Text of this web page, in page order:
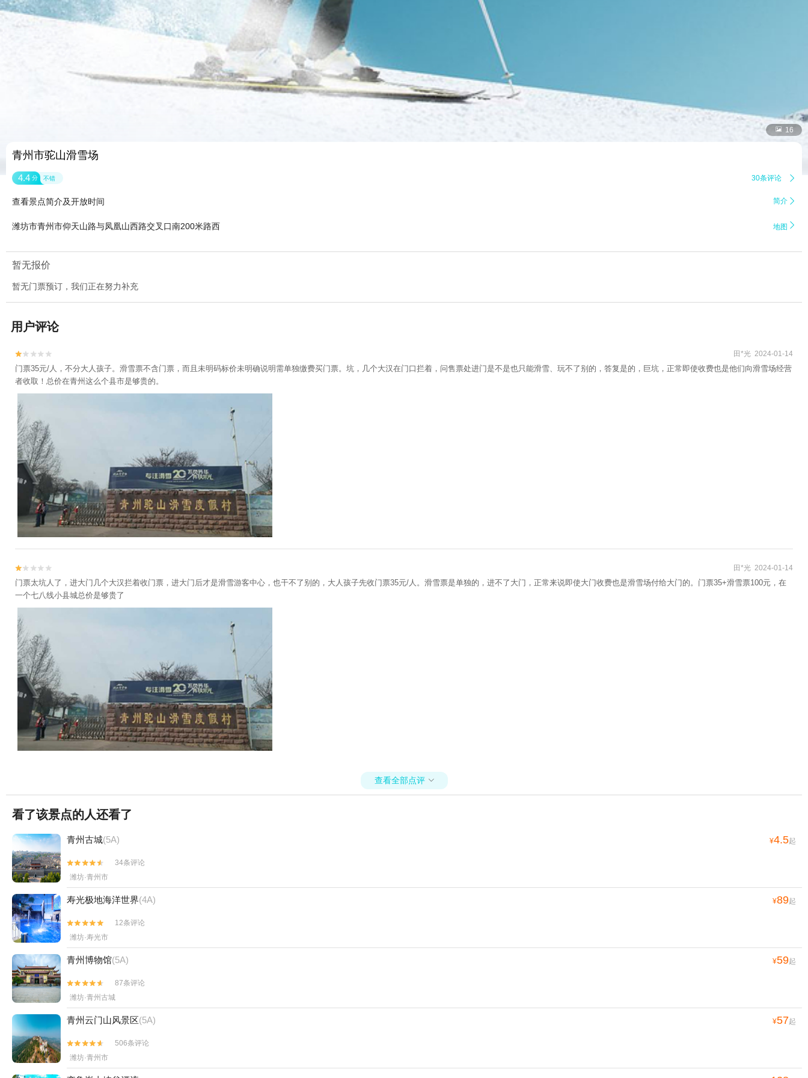
 16
青州市驼山滑雪场
4.4 分 不错 30条评论 
查看景点简介及开放时间 简介 
潍坊市青州市仰天山路与凤凰山西路交叉口南200米路西 地图 
暂无报价
暂无门票预订，我们正在努力补充
用户评论

 田*光 2024-01-14
门票35元/人，不分大人孩子。滑雪票不含门票，而且未明码标价未明确说明需单独缴费买门票。坑，几个大汉在门口拦着，问售票处进门是不是也只能滑雪、玩不了别的，答复是的，巨坑，正常即使收费也是他们向滑雪场经营
者收取！总价在青州这么个县市是够贵的。

 田*光 2024-01-14
门票太坑人了，进大门几个大汉拦着收门票，进大门后才是滑雪游客中心，也干不了别的，大人孩子先收门票35元/人。滑雪票是单独的，进不了大门，正常来说即使大门收费也是滑雪场付给大门的。门票35+滑雪票100元，在
一个七八线小县城总价是够贵了
查看全部点评 
看了该景点的人还看了
青州古城(5A) ¥4.5起


34条评论
潍坊·青州市
寿光极地海洋世界(4A) ¥89起


12条评论
潍坊·寿光市
青州博物馆(5A) ¥59起


87条评论
潍坊·青州古城
青州云门山风景区(5A) ¥57起


506条评论
潍坊·青州市